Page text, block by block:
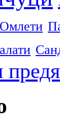
Омлети